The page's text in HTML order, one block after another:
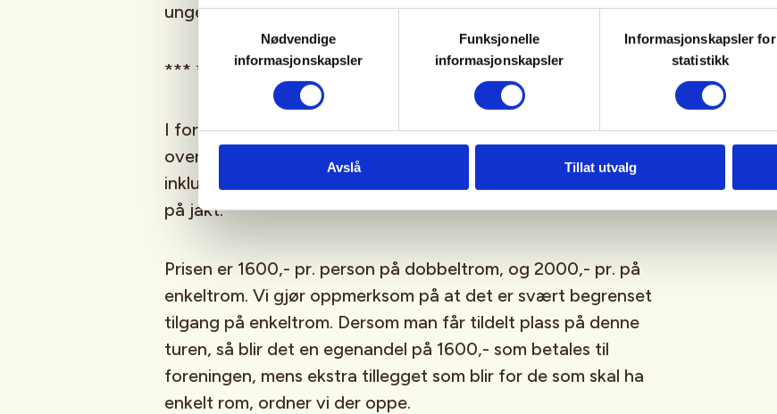
Samtykkevalg
Nødvendige
informasjonskapsler
Funksjonelle
informasjonskapsler
Informasjonskapsler for
statistikk
Avslå Tillat utvalg
unge voksene denne turen.
*** *** ***
I forbindelse med jakta, har vi fått et godt tilbud om
overnatting på Vindfjell Gjestegård. Tilbudet er rabattert og
inkluderer all mat, med unntak av det vi skal spise når vi er ute
på jakt.
Prisen er 1600,- pr. person på dobbeltrom, og 2000,- pr. på
enkeltrom. Vi gjør oppmerksom på at det er svært begrenset
tilgang på enkeltrom. Dersom man får tildelt plass på denne
turen, så blir det en egenandel på 1600,- som betales til
foreningen, mens ekstra tillegget som blir for de som skal ha
enkelt rom, ordner vi der oppe.